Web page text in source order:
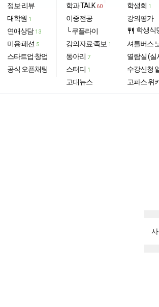
정보·리뷰
대학원 1
연애상담 13
미용·패션 5
스타트업·창업
공식 오픈채팅
학과 TALK 60
이중전공
└ 쿠플라이
강의자료·족보 1
동아리 7
스터디 1
고대뉴스
학생회 1
강의평가
restaurant 학생식
셔틀버스
열람실 (실
수강신청
고파스 위